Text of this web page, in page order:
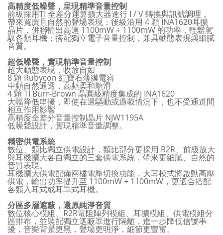
高精度低噪聲，呈現精準音量控制
前級採用TI 全差分運算擴大器進行 I / V 轉換與訊號調理，
帶來寬廣且自然的聲場表現；後級沿用 4 顆 INA1620耳擴
晶片，併聯輸出高達 1100mW + 1100mW 的功率，輕鬆駕
馭各類耳機；搭配獨立電子音量控制，兼具動態表現與細膩
音質。
超低噪聲，實現精準音量控制
超大動態表現，收放自如
8 顆 Rubycon 紅寶石薄膜電容
中頻自然通透，高頻柔和順滑
4 顆 TI Burr-Brown 晶圓級精度集成的 INA1620
大幅降低串擾，即使在過驅動或過載情況下，也不受通道間
相互作用影響
高精度全差分音量控制晶片 NJW1195A
低噪聲設計，實現精準音量調整。
精密供電系統
數位、類比獨立供電設計，類比部分更採用 R2R、前級放大
與耳機擴大各自獨立的三套供電系統，帶來更細膩、自然的
音質表現。
耳機擴大供電配備兩檔電壓切換功能，大耳模式將啟動高壓
供電，輸出功率提升至 1100mW + 1100mW，更適合搭配
各類入耳式或耳罩式耳機。
分區多層遮蔽，還原純淨音質
數位核心模組、R2R電阻陣列模組、耳擴模組、供電模組分
區排布，並裝配獨立遮蔽罩進行隔離，進一步降低信號串
擾，音樂背景更黑，聲場更明淨，細節更豐富。